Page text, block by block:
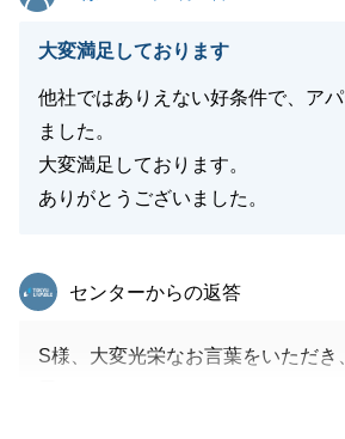
大変満足しております
他社ではありえない好条件で、ア
ました。
大変満足しております。
ありがとうございました。
東急リバブル
センターからの返答
S様、大変光栄なお言葉をいただき